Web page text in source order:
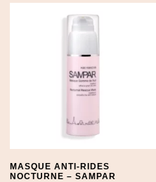
MASQUE ANTI-RIDES
NOCTURNE – SAMPAR